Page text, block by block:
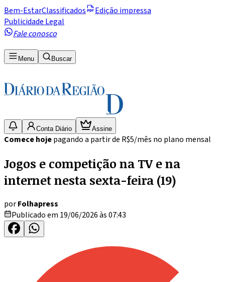
Bem-EstarClassificados
Edição impressa
Publicidade Legal
Fale conosco
Menu Buscar
Conta Diário Assine
Comece hojepagando a partir de R$5/mês no plano mensal
Jogos e competição na TV e na
internet nesta sexta-feira (19)
porFolhapress
Publicado em 19/06/2026 às 07:43